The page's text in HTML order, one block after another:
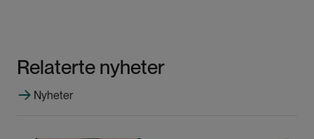
Relaterte nyheter
Nyheter